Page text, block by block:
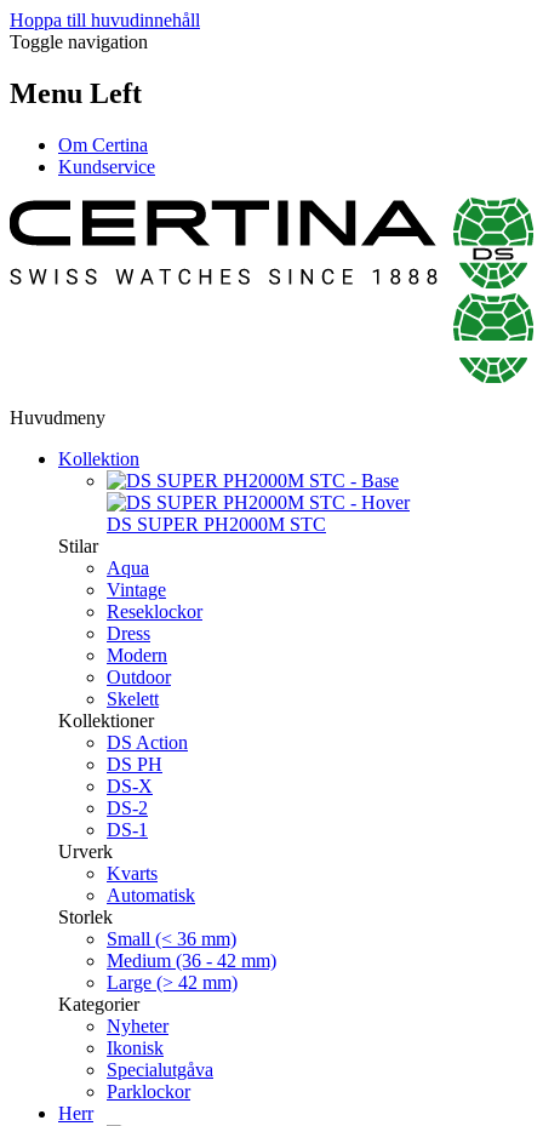
Hoppa till huvudinnehåll
Toggle navigation
Menu Left
Om Certina
Kundservice
Huvudmeny
Kollektion
DS SUPER PH2000M STC
Stilar
Aqua
Vintage
Reseklockor
Dress
Modern
Outdoor
Skelett
Kollektioner
DS Action
DS PH
DS-X
DS-2
DS-1
Urverk
Kvarts
Automatisk
Storlek
Small (< 36 mm)
Medium (36 - 42 mm)
Large (> 42 mm)
Kategorier
Nyheter
Ikonisk
Specialutgåva
Parklockor
Herr